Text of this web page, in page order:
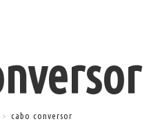
> cabo conversor